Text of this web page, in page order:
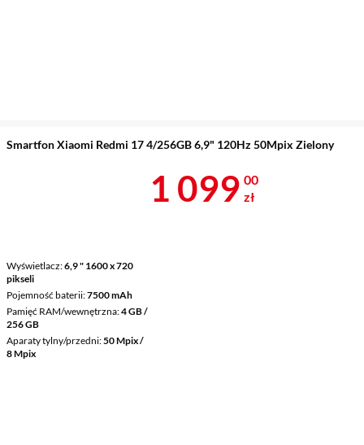
Smartfon Xiaomi Redmi 17 4/256GB 6,9" 120Hz 50Mpix Zielony
Wyświetlacz 6,9 " 1600 x 720
pikseli
Pojemność baterii 7500 mAh
Pamięć RAM/wewnętrzna 4 GB /
256 GB
Aparaty tylny/przedni 50 Mpix /
8 Mpix
Cena 1 099 zł
1 099 00
zł